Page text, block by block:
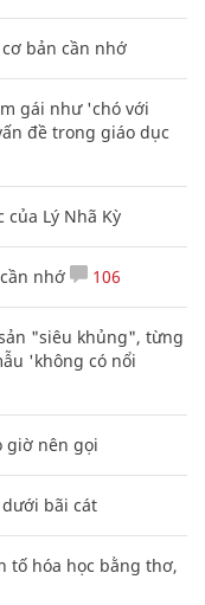
bản cần nhớ
gái như 'chó với
đề trong giáo dục
Lý Nhã Kỳ
nhớ 106
"siêu khủng", từng
'không có nổi
giờ nên gọi
bãi cát
tố hóa học bằng thơ,